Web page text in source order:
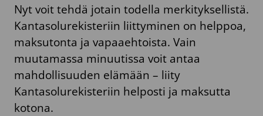
Nyt voit tehdä jotain todella merkityksellistä.
Kantasolurekisteriin liittyminen on helppoa,
maksutonta ja vapaaehtoista. Vain
muutamassa minuutissa voit antaa
mahdollisuuden elämään – liity
Kantasolurekisteriin helposti ja maksutta
kotona.